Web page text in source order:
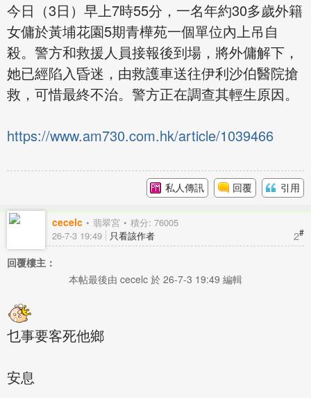
今日（3日）早上7時55分，一名年約30多歲外籍
女傭於黃埔花園5期青樺苑一個單位內上吊自
殺。警方和救援人員接報後到場，將外傭解下，
她已經陷入昏迷，由救護車送往伊利沙伯醫院搶
救，可惜最終不治。警方正在調查其輕生原因。
https://www.am730.com.hk/article/1039466
私人傳訊 回覆 引用
cecelc 翡翠宮 積分: 76005
2#
26-7-3 19:49 只看該作者
回覆樓主：
本帖最後由 cecelc 於 26-7-3 19:49 編輯
乜事要客死他鄉
安息